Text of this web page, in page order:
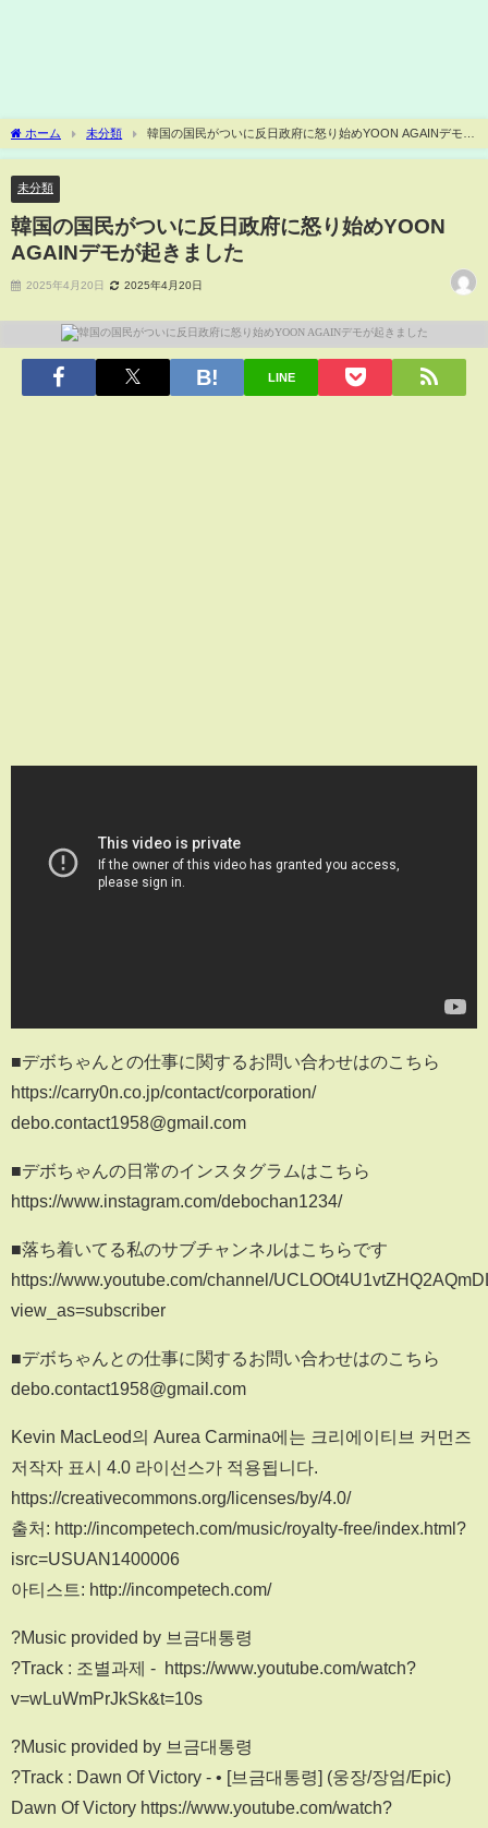
ホーム 未分類
韓国の国民がついに反日政府に怒り始めYOON AGAINデモが
起きました
未分類
韓国の国民がついに反日政府に怒り始めYOON
AGAINデモが起きました
2025年4月20日 2025年4月20日
LINE
■デボちゃんとの仕事に関するお問い合わせはのこちら
https://carry0n.co.jp/contact/corporation/
debo.contact1958@gmail.com
■デボちゃんの日常のインスタグラムはこちら
https://www.instagram.com/debochan1234/
■落ち着いてる私のサブチャンネルはこちらです
https://www.youtube.com/channel/
view_as=subscriber
■デボちゃんとの仕事に関するお問い合わせはのこちら
debo.contact1958@gmail.com
Kevin MacLeod의 Aurea Carmina에는 크리에이티브 커먼즈
저작자 표시 4.0 라이선스가 적용됩니다.
https://creativecommons.org/licenses/by/4.0/
출처: http://incompetech.com/music/royalty-free/index.html?
isrc=USUAN1400006
아티스트: http://incompetech.com/
?Music provided by 브금대통령
?Track : 조별과제 - https://www.youtube.com/watch?
v=wLuWmPrJkSk&t=10s
?Music provided by 브금대통령
?Track : Dawn Of Victory - • [브금대통령] (웅장/장엄/Epic)
Dawn Of Victory https://www.youtube.com/watch?